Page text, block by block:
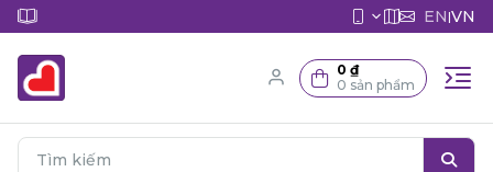
EN|VN
0 ₫
0 sản phẩm